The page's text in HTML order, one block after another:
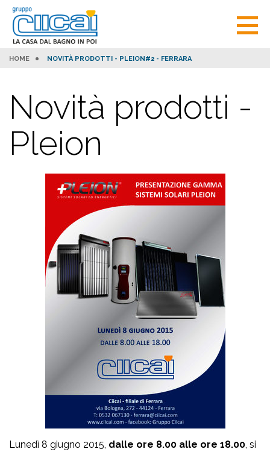
HOME NOVITÀ PRODOTTI - PLEION#2 - FERRARA
Novità prodotti -
Pleion
Lunedì 8 giugno 2015, dalle ore 8.00 alle ore 18.00, si